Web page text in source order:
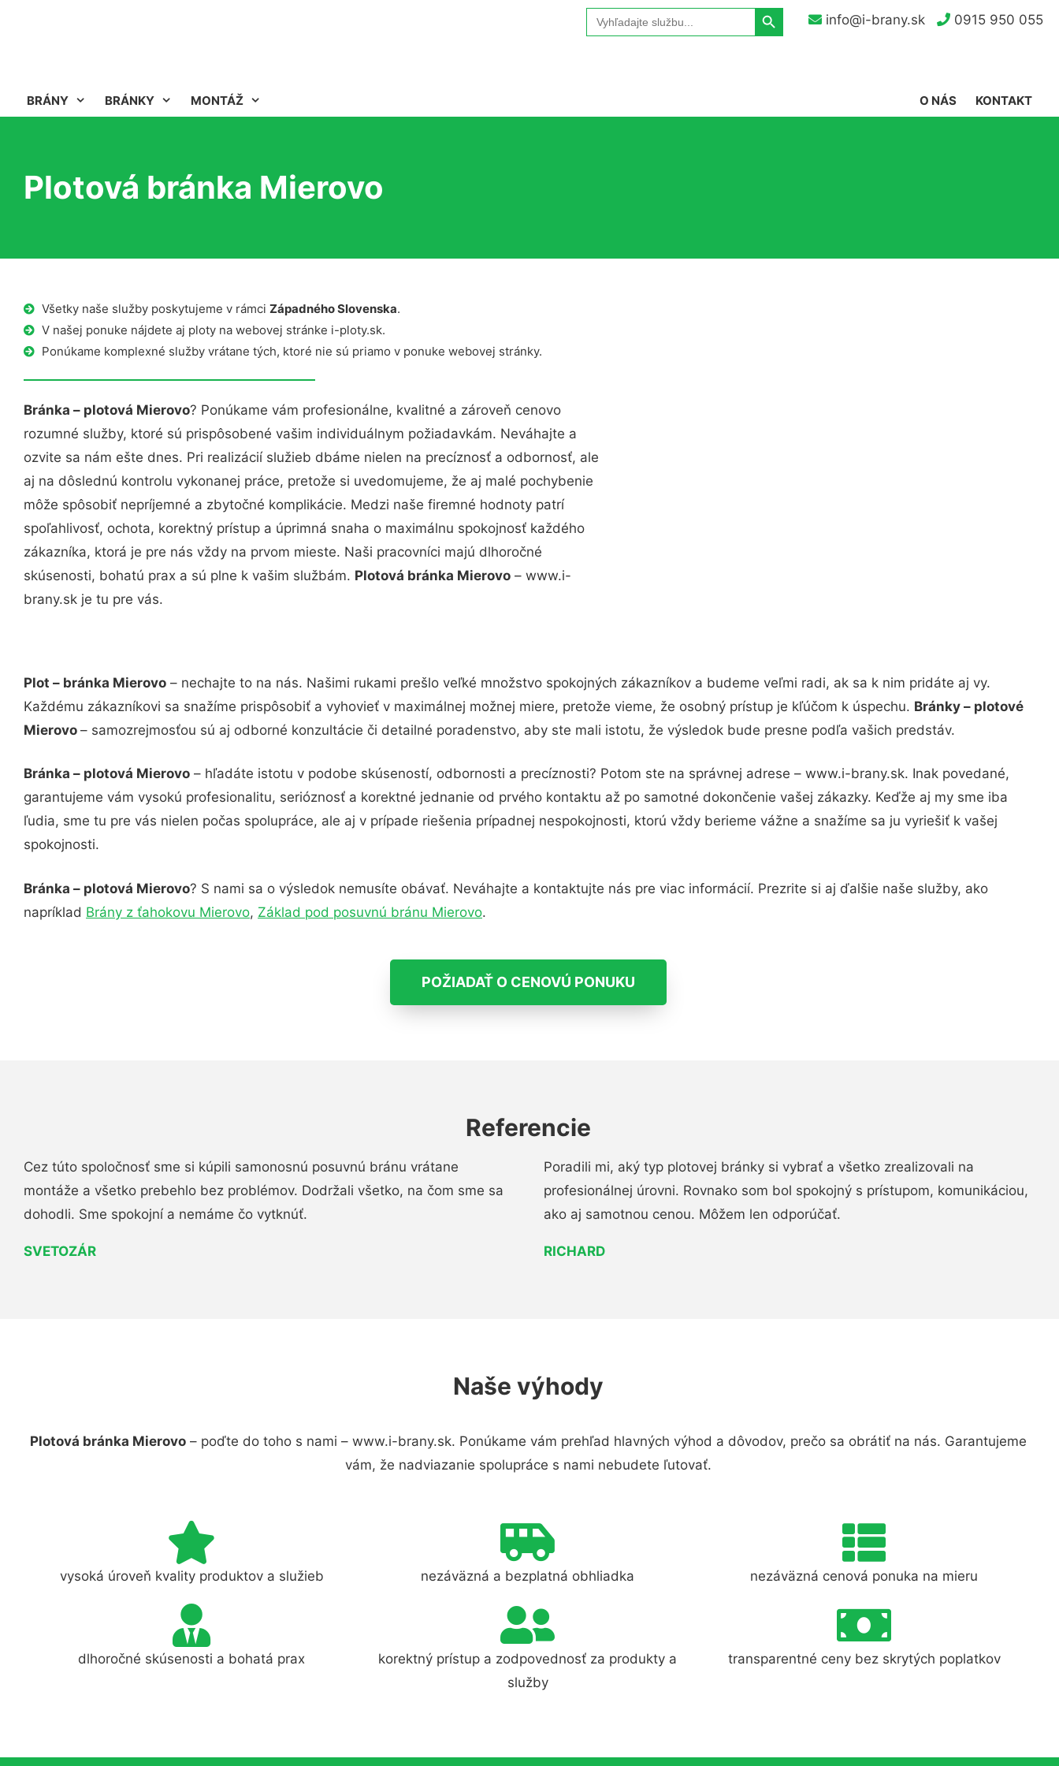
info@i-brany.sk 0915 950 055
Search
for:
Search Button
BRÁNY BRÁNKY MONTÁŽ KONTAKT
O NÁS
Plotová bránka Mierovo
Všetky naše služby poskytujeme v rámci Západného Slovenska.
V našej ponuke nájdete aj ploty na webovej stránke i-ploty.sk.
Ponúkame komplexné služby vrátane tých, ktoré nie sú priamo v ponuke webovej stránky.
Bránka – plotová Mierovo? Ponúkame vám profesionálne, kvalitné a zároveň cenovo
rozumné služby, ktoré sú prispôsobené vašim individuálnym požiadavkám. Neváhajte a
ozvite sa nám ešte dnes. Pri realizácií služieb dbáme nielen na precíznosť a odbornosť, ale
aj na dôslednú kontrolu vykonanej práce, pretože si uvedomujeme, že aj malé pochybenie
môže spôsobiť nepríjemné a zbytočné komplikácie. Medzi naše firemné hodnoty patrí
spoľahlivosť, ochota, korektný prístup a úprimná snaha o maximálnu spokojnosť každého
zákazníka, ktorá je pre nás vždy na prvom mieste. Naši pracovníci majú dlhoročné
skúsenosti, bohatú prax a sú plne k vašim službám. Plotová bránka Mierovo – www.i-
brany.sk je tu pre vás.
Plot – bránka Mierovo – nechajte to na nás. Našimi rukami prešlo veľké množstvo spokojných zákazníkov a budeme veľmi radi, ak sa k nim pridáte aj vy.
Každému zákazníkovi sa snažíme prispôsobiť a vyhovieť v maximálnej možnej miere, pretože vieme, že osobný prístup je kľúčom k úspechu. Bránky – plotové
Mierovo – samozrejmosťou sú aj odborné konzultácie či detailné poradenstvo, aby ste mali istotu, že výsledok bude presne podľa vašich predstáv.
Bránka – plotová Mierovo – hľadáte istotu v podobe skúseností, odbornosti a precíznosti? Potom ste na správnej adrese – www.i-brany.sk. Inak povedané,
garantujeme vám vysokú profesionalitu, serióznosť a korektné jednanie od prvého kontaktu až po samotné dokončenie vašej zákazky. Keďže aj my sme iba
ľudia, sme tu pre vás nielen počas spolupráce, ale aj v prípade riešenia prípadnej nespokojnosti, ktorú vždy berieme vážne a snažíme sa ju vyriešiť k vašej
spokojnosti.
Bránka – plotová Mierovo? S nami sa o výsledok nemusíte obávať. Neváhajte a kontaktujte nás pre viac informácií. Prezrite si aj ďalšie naše služby, ako
napríklad Brány z ťahokovu Mierovo, Základ pod posuvnú bránu Mierovo.
POŽIADAŤ O CENOVÚ PONUKU
Referencie
Cez túto spoločnosť sme si kúpili samonosnú posuvnú bránu vrátane
montáže a všetko prebehlo bez problémov. Dodržali všetko, na čom sme sa
dohodli. Sme spokojní a nemáme čo vytknúť.
SVETOZÁR
Poradili mi, aký typ plotovej bránky si vybrať a všetko zrealizovali na
profesionálnej úrovni. Rovnako som bol spokojný s prístupom, komunikáciou,
ako aj samotnou cenou. Môžem len odporúčať.
RICHARD
Naše výhody
Plotová bránka Mierovo– poďte do toho s nami – www.i-brany.sk. Ponúkame vám prehľad hlavných výhod a dôvodov, prečo sa obrátiť na nás. Garantujeme
vám, že nadviazanie spolupráce s nami nebudete ľutovať.
vysoká úroveň kvality produktov a služieb nezáväzná a bezplatná obhliadka nezáväzná cenová ponuka na mieru
dlhoročné skúsenosti a bohatá prax
korektný prístup a zodpovednosť za produkty a
služby
transparentné ceny bez skrytých poplatkov